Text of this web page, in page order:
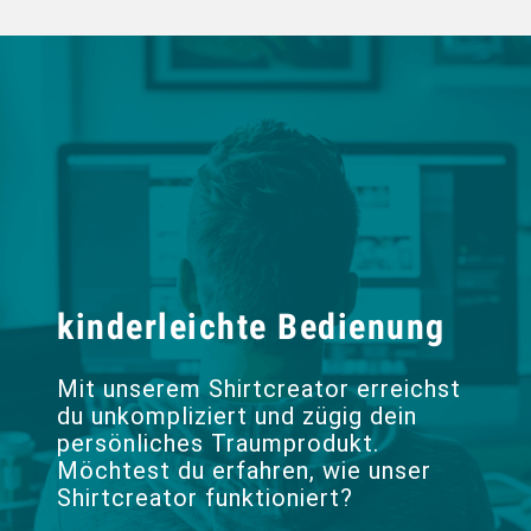
kinderleichte Bedienung
Mit unserem Shirtcreator erreichst
du unkompliziert und zügig dein
persönliches Traumprodukt.
Möchtest du erfahren, wie unser
Shirtcreator funktioniert?